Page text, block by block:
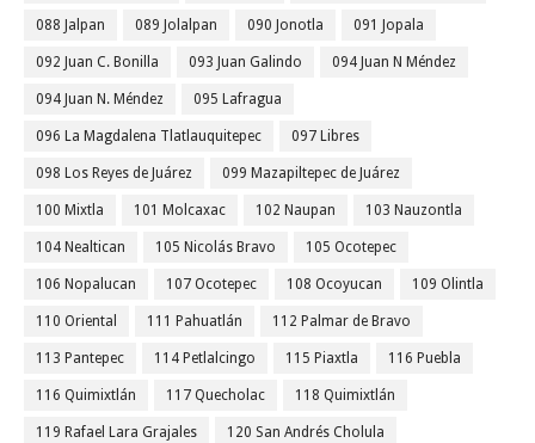
088 Jalpan 089 Jolalpan 090 Jonotla 091 Jopala
092 Juan C. Bonilla 093 Juan Galindo 094 Juan N Méndez
094 Juan N. Méndez 095 Lafragua
096 La Magdalena Tlatlauquitepec 097 Libres
098 Los Reyes de Juárez 099 Mazapiltepec de Juárez
100 Mixtla 101 Molcaxac 102 Naupan 103 Nauzontla
104 Nealtican 105 Nicolás Bravo 105 Ocotepec
106 Nopalucan 107 Ocotepec 108 Ocoyucan 109 Olintla
110 Oriental 111 Pahuatlán 112 Palmar de Bravo
113 Pantepec 114 Petlalcingo 115 Piaxtla 116 Puebla
116 Quimixtlán 117 Quecholac 118 Quimixtlán
119 Rafael Lara Grajales 120 San Andrés Cholula